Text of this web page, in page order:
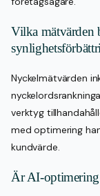
Vilka mätvärden
Nyckelmätvärden
verktyg
med optimering
kundvärde.
Är AI-optimering